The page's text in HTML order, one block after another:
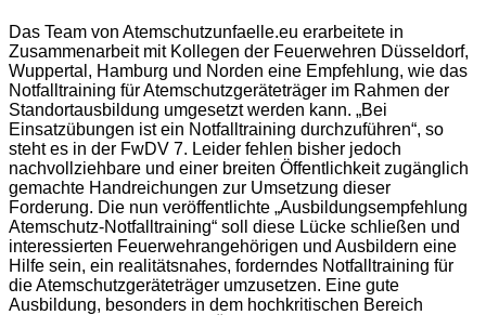
Das Team von Atemschutzunfaelle.eu erarbeitete in
Zusammenarbeit mit Kollegen der Feuerwehren Düsseldorf,
Wuppertal, Hamburg und Norden eine Empfehlung, wie das
Notfalltraining für Atemschutzgeräteträger im Rahmen der
Standortausbildung umgesetzt werden kann. „Bei
Einsatzübungen ist ein Notfalltraining durchzuführen“, so
steht es in der FwDV 7. Leider fehlen bisher jedoch
nachvollziehbare und einer breiten Öffentlichkeit zugänglich
gemachte Handreichungen zur Umsetzung dieser
Forderung. Die nun veröffentlichte „Ausbildungsempfehlung
Atemschutz-Notfalltraining“ soll diese Lücke schließen und
interessierten Feuerwehrangehörigen und Ausbildern eine
Hilfe sein, ein realitätsnahes, forderndes Notfalltraining für
die Atemschutzgeräteträger umzusetzen. Eine gute
Ausbildung, besonders in dem hochkritischen Bereich